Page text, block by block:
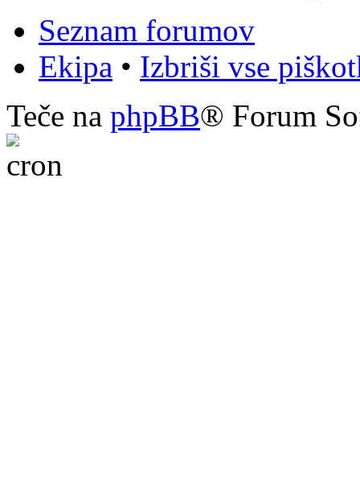
Seznam forumov
Ekipa • Izbriši vse
Teče na phpBB® Forum